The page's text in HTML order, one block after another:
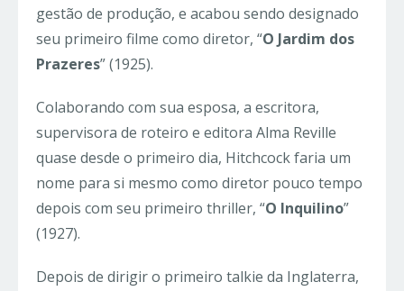
gestão de produção, e acabou sendo designado
seu primeiro filme como diretor, “O Jardim dos
Prazeres” (1925).
Colaborando com sua esposa, a escritora,
supervisora de roteiro e editora Alma Reville
quase desde o primeiro dia, Hitchcock faria um
nome para si mesmo como diretor pouco tempo
depois com seu primeiro thriller, “O Inquilino”
(1927).
Depois de dirigir o primeiro talkie da Inglaterra,